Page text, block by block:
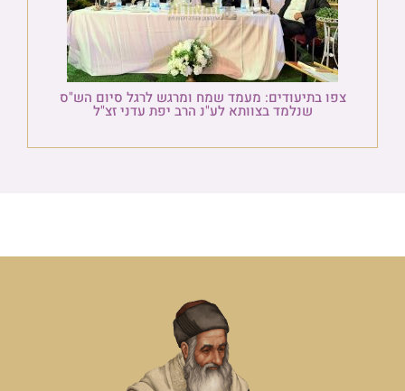
צפו בתיעודים: מעמד שמח ומרגש לרגל סיום הש"ס
שנלמד בצוותא לע"נ הרב יפת עדני זצ"ל